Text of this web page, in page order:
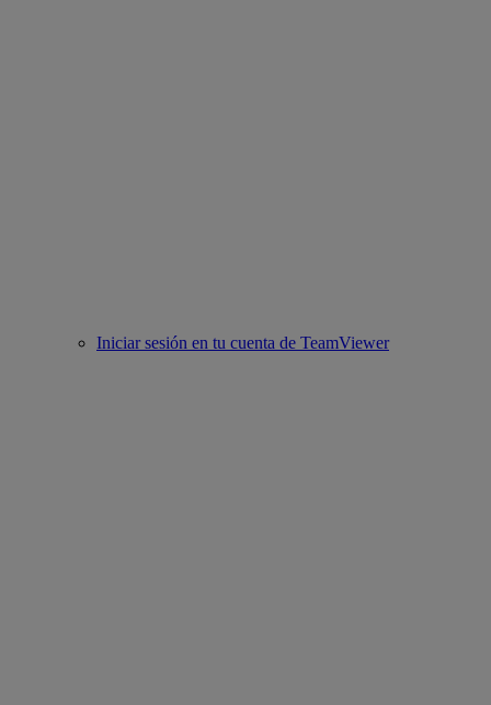
Iniciar sesión en tu cuenta de TeamViewer